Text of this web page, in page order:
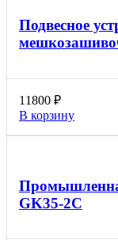
Подвесное
11800 ₽
В корзину
GK35-2С